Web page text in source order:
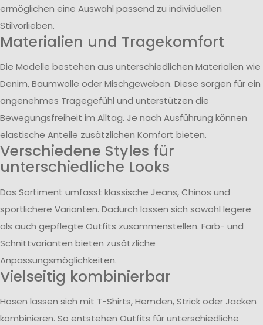
ermöglichen eine Auswahl passend zu individuellen
Stilvorlieben.
Materialien und Tragekomfort
Die Modelle bestehen aus unterschiedlichen Materialien wie
Denim, Baumwolle oder Mischgeweben. Diese sorgen für ein
angenehmes Tragegefühl und unterstützen die
Bewegungsfreiheit im Alltag. Je nach Ausführung können
elastische Anteile zusätzlichen Komfort bieten.
Verschiedene Styles für
unterschiedliche Looks
Das Sortiment umfasst klassische Jeans, Chinos und
sportlichere Varianten. Dadurch lassen sich sowohl legere
als auch gepflegte Outfits zusammenstellen. Farb- und
Schnittvarianten bieten zusätzliche
Anpassungsmöglichkeiten.
Vielseitig kombinierbar
Hosen lassen sich mit T-Shirts, Hemden, Strick oder Jacken
kombinieren. So entstehen Outfits für unterschiedliche